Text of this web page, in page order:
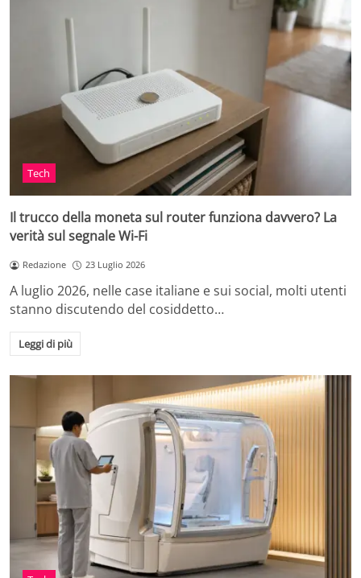
Tech
Il trucco della moneta sul router funziona davvero? La
verità sul segnale Wi-Fi
Redazione 23 Luglio 2026
A luglio 2026, nelle case italiane e sui social, molti utenti
stanno discutendo del cosiddetto…
Leggi di più